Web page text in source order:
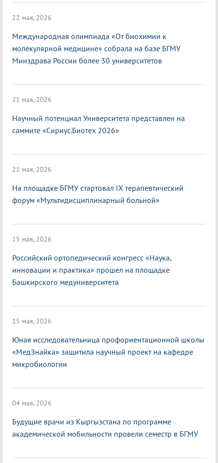
22 мая, 2026
Международная олимпиада «От биохимии к
молекулярной медицине» собрала на базе БГМУ
Минздрава России более 30 университетов
21 мая, 2026
Научный потенциал Университета представлен на
саммите «Сириус.Биотех 2026»
21 мая, 2026
На площадке БГМУ стартовал IX терапевтический
форум «Мультидисциплинарный больной»
15 мая, 2026
Российский ортопедический конгресс «Наука,
инновации и практика» прошел на площадке
Башкирского медуниверситета
15 мая, 2026
Юная исследовательница профориентационной школы
«МедЗнайка» защитила научный проект на кафедре
микробиологии
04 мая, 2026
Будущие врачи из Кыргызстана по программе
академической мобильности провели семестр в БГМУ